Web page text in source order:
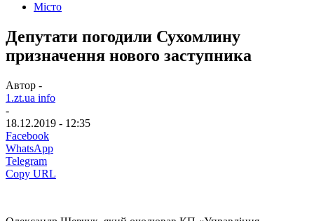
Місто
Депутати погодили Сухомлину
призначення нового заступника
Автор -
1.zt.ua info
-
18.12.2019 - 12:35
Facebook
WhatsApp
Telegram
Copy URL